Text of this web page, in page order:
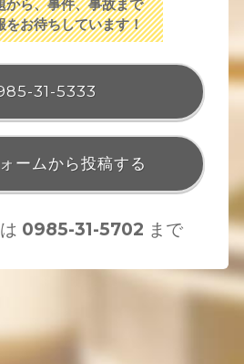
から、事件、事故まで
をお待ちしています！
31-5333
ームから投稿する
0985-31-5702 まで